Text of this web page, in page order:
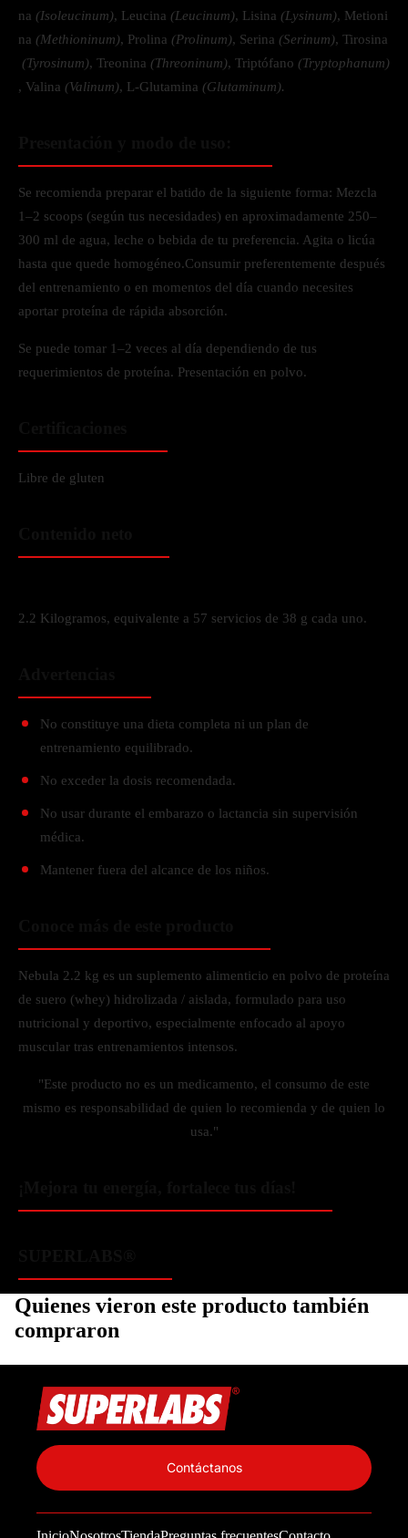
na (Isoleucinum), Leucina (Leucinum), Lisina (Lysinum), Metioni
na (Methioninum), Prolina (Prolinum), Serina (Serinum), Tirosina
(Tyrosinum), Treonina (Threoninum), Triptófano (Tryptophanum)
, Valina (Valinum), L-Glutamina (Glutaminum).
Se recomienda preparar el batido de la siguiente forma: Mezcla
1–2 scoops (según tus necesidades) en aproximadamente 250–
300 ml de agua, leche o bebida de tu preferencia. Agita o licúa
hasta que quede homogéneo.Consumir preferentemente después
del entrenamiento o en momentos del día cuando necesites
aportar proteína de rápida absorción.
Se puede tomar 1–2 veces al día dependiendo de tus
requerimientos de proteína. Presentación en polvo.
Libre de gluten
2.2 Kilogramos, equivalente a 57 servicios de 38 g cada uno.
No constituye una dieta completa ni un plan de
entrenamiento equilibrado.
No exceder la dosis recomendada.
No usar durante el embarazo o lactancia sin supervisión
médica.
Mantener fuera del alcance de los niños.
Nebula 2.2 kg es un suplemento alimenticio en polvo de proteína
de suero (whey) hidrolizada / aislada, formulado para uso
nutricional y deportivo, especialmente enfocado al apoyo
muscular tras entrenamientos intensos.
"Este producto no es un medicamento, el consumo de este
mismo es responsabilidad de quien lo recomienda y de quien lo
usa."
Quienes vieron este producto también
compraron
Contáctanos
Información de contacto
Política de reembolso
Términos del servicio